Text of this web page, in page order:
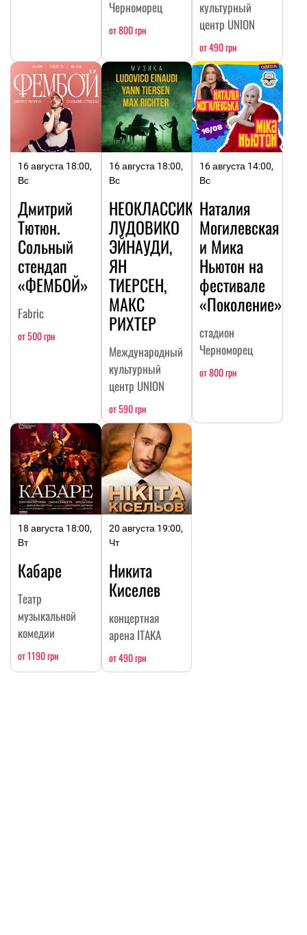
Черноморец
от 800 грн
культурный
центр UNION
от 490 грн
16 августа 18:00,
Вс
Дмитрий
Тютюн.
Сольный
стендап
«ФЕМБОЙ»
Fabric
от 500 грн
16 августа 18:00,
Вс
НЕОКЛАССИКА:
ЛУДОВИКО
ЭЙНАУДИ,
ЯН
ТИЕРСЕН,
МАКС
РИХТЕР
Международный
культурный
центр UNION
от 590 грн
16 августа 14:00,
Вс
Наталия
Могилевская
и Мика
Ньютон на
фестивале
«Поколение»
стадион
Черноморец
от 800 грн
18 августа 18:00,
Вт
Кабаре
Театр
музыкальной
комедии
от 1190 грн
20 августа 19:00,
Чт
Никита
Киселев
концертная
арена ITAKA
от 490 грн